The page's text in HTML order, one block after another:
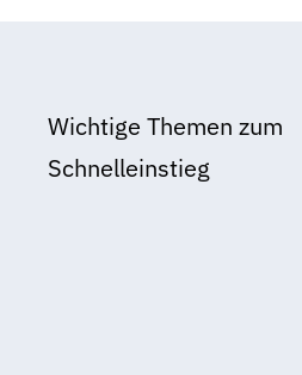
Wichtige Themen zum
Schnelleinstieg